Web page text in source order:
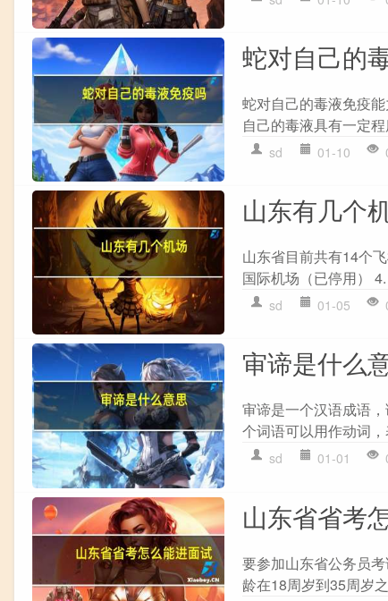
蛇对自己的
蛇对自己的毒液免疫
自己的毒液具有一定
sd 01-10
山东有几个
山东省目前共有14个
国际机场（已停用）
sd 01-05
审谛是什么
审谛是一个汉语成语
个词语可以用作动词
sd 01-01
山东省省考
要参加山东省公务员
龄在18周岁到35周岁